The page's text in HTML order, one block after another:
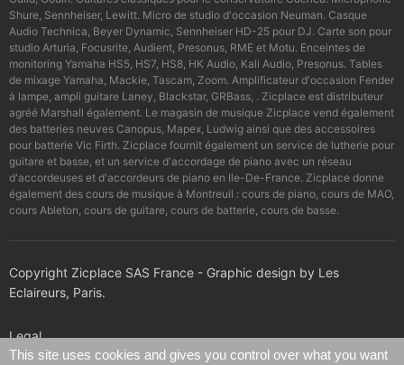
Shure, Sennheiser, Lewitt. Micro de studio d'occasion Neuman. Casque
Audio Technica, Beyer Dynamic, Sennheiser HD-25 pour DJ. Carte son pour
studio Arturia, Focusrite, Audient, Presonus, RME et Motu. Enceintes de
monitoring Yamaha HS5, HS7, HS8, HK Audio, Kali Audio, Presonus. Tables
de mixage Yamaha, Mackie, Tascam, Zoom. Amplificateur d'occasion Fender
à lampe, ampli guitare Laney, Blackstar, GRBass, . Zicplace est distributeur
agréé Marshall également. Le magasin de musique Zicplace vend également
des batteries neuves Canopus, Mapex, Ludwig ainsi que des accessoires
pour batterie Vic Firth. Zicplace fournit également un service de lutherie pour
guitare et basse, et un service d'accordage de piano avec un réseau
d'accordeuses et d'accordeurs de piano en Ile-De-France. Zicplace donne
également des cours de musique à Montreuil : cours de piano, cours de MAO,
cours Ableton, cours de guitare, cours de batterie, cours de basse.
Copyright Zicplace SAS France - Graphic design by Les
Eclaireurs, Paris.
Legal
This site uses cookies and gives you control over what you want